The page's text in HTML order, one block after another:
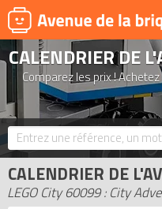
CALENDRIER DE
Comparez les prix !
CALENDRIER DE
LEGO City 60099 : City